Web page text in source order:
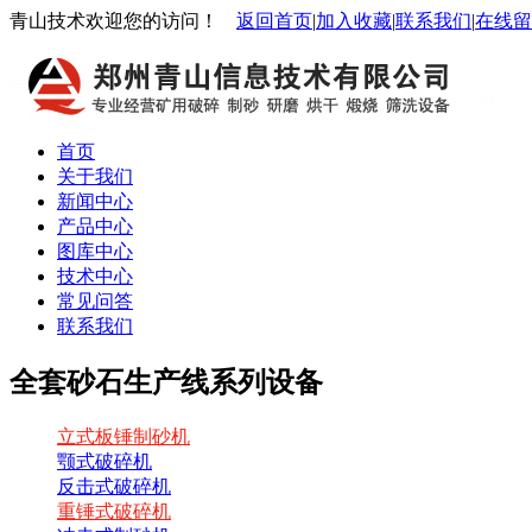
青山技术欢迎您的访问！ 返回首页|加入收藏|联系我们|在线
首页
关于我们
新闻中心
产品中心
图库中心
技术中心
常见问答
联系我们
全套砂石生产线系列设备
立式板锤制砂机
颚式破碎机
反击式破碎机
重锤式破碎机